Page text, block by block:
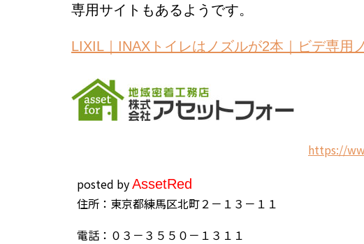
専用サイトもあるようです。
LIXIL｜INAXトイレはノズルが2本｜ビデ専用
https://
posted byAssetRed
住所：東京都練馬区北町２－１３－１１
電話：０３－３５５０－１３１１